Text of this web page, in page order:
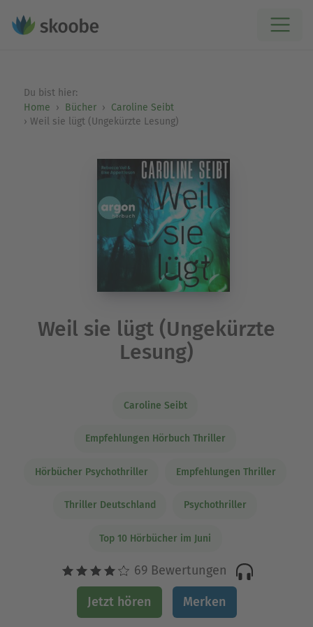
Du bist hier:
Home
Bücher
Caroline Seibt
Weil sie lügt (Ungekürzte Lesung)
Weil sie lügt (Ungekürzte
Lesung)
Caroline Seibt
Empfehlungen Hörbuch Thriller
Hörbücher Psychothriller Empfehlungen Thriller
Thriller Deutschland Psychothriller
Top 10 Hörbücher im Juni
69 Bewertungen
Jetzt hören Merken